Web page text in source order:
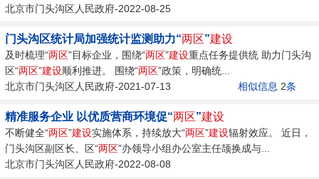
北京市门头沟区人民政府-2022-08-25
门头沟区统计局加强统计监测助力“两区”建设
及时梳理“两区”目标企业，围绕“两区”建设重点任务提供统 助力门头沟
区“两区”建设顺利推进。 围绕“两区”政策，明确统...
北京市门头沟区人民政府-2021-07-13
相似信息 2条
精准服务企业 以优质营商环境促“两区”建设
不断健全“两区”建设实施体系，持续放大“两区”建设辐射效应。 近日，
门头沟区副区长、区“两区”办领导小组办公室主任颉换成与...
北京市门头沟区人民政府-2022-08-08